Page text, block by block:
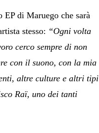
di Maruego che sarà
stesso: “Ogni volta
cerco sempre di non
con il suono, con la mia
altre culture e altri tipi
Raï, uno dei tanti